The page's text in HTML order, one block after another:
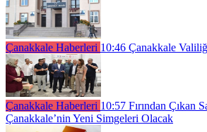
Çanakkale Haberleri 10:46 Çanakkale
Çanakkale Haberleri 10:57 Fırından Çıkan
Çanakkale’nin Yeni Simgeleri Olacak